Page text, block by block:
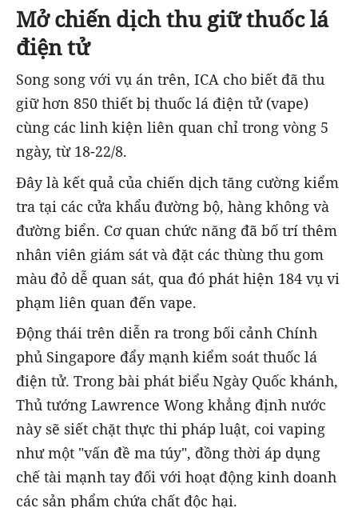
Mở chiến dịch thu giữ thuốc lá
điện tử
Song song với vụ án trên, ICA cho biết đã thu
giữ hơn 850 thiết bị thuốc lá điện tử (vape)
cùng các linh kiện liên quan chỉ trong vòng 5
ngày, từ 18-22/8.
Đây là kết quả của chiến dịch tăng cường kiểm
tra tại các cửa khẩu đường bộ, hàng không và
đường biển. Cơ quan chức năng đã bố trí thêm
nhân viên giám sát và đặt các thùng thu gom
màu đỏ dễ quan sát, qua đó phát hiện 184 vụ vi
phạm liên quan đến vape.
Động thái trên diễn ra trong bối cảnh Chính
phủ Singapore đẩy mạnh kiểm soát thuốc lá
điện tử. Trong bài phát biểu Ngày Quốc khánh,
Thủ tướng Lawrence Wong khẳng định nước
này sẽ siết chặt thực thi pháp luật, coi vaping
như một "vấn đề ma túy", đồng thời áp dụng
chế tài mạnh tay đối với hoạt động kinh doanh
các sản phẩm chứa chất độc hại.